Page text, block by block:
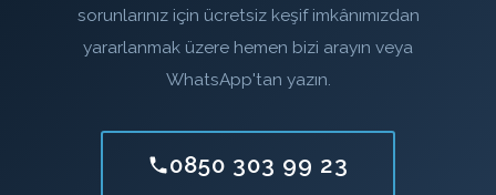
sorunlarınız için ücretsiz keşif imkânımızdan
yararlanmak üzere hemen bizi arayın veya
WhatsApp'tan yazın.
0850 303 99 23